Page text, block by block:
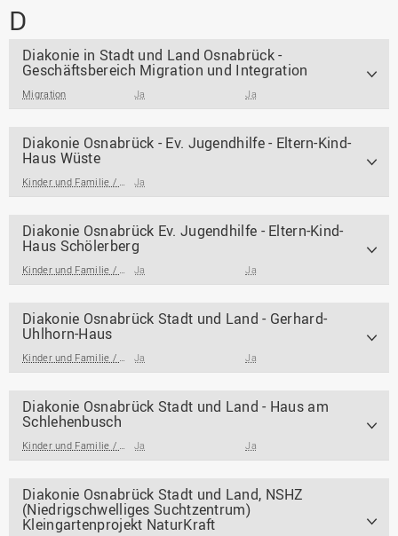
D
Diakonie in Stadt und Land Osnabrück -
Geschäftsbereich Migration und Integration
Migration Ja Ja
Diakonie Osnabrück - Ev. Jugendhilfe - Eltern-Kind-
Haus Wüste
Kinder und Familie / Jugendarbeit / Jugendsozialarbeit Ja
Diakonie Osnabrück Ev. Jugendhilfe - Eltern-Kind-
Haus Schölerberg
Kinder und Familie / Jugendarbeit / Jugendsozialarbeit Ja Ja
Diakonie Osnabrück Stadt und Land - Gerhard-
Uhlhorn-Haus
Kinder und Familie / Jugendarbeit / Jugendsozialarbeit Ja Ja
Diakonie Osnabrück Stadt und Land - Haus am
Schlehenbusch
Kinder und Familie / Jugendarbeit / Jugendsozialarbeit Ja Ja
Diakonie Osnabrück Stadt und Land, NSHZ
(Niedrigschwelliges Suchtzentrum)
Kleingartenprojekt NaturKraft